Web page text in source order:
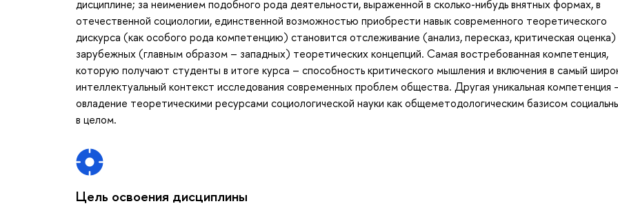
дисциплине; за неимением подобного рода деятельности, выраженной в сколько-нибудь внятных формах, в
отечественной социологии, единственной возможностью приобрести навык современного теоретического
дискурса (как особого рода компетенцию) становится отслеживание (анализ, пересказ, критическая оценка)
зарубежных (главным образом – западных) теоретических концепций. Самая востребованная компетенция,
которую получают студенты в итоге курса – способность критического мышления и включения в самый
интеллектуальный контекст исследования современных проблем общества. Другая уникальная компетенция
овладение теоретическими ресурсами социологической науки как общеметодологическим базисом
в целом.
Цель освоения дисциплины